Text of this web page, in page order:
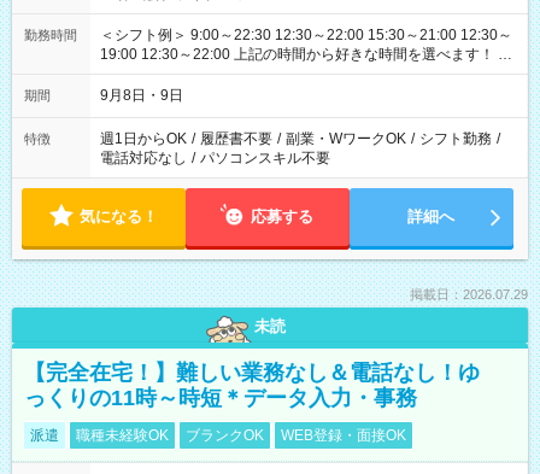
勤務時間
＜シフト例＞ 9:00～22:30 12:30～22:00 15:30～21:00 12:30～
19:00 12:30～22:00 上記の時間から好きな時間を選べます！ ※
時間は変更となる可能性があります
期間 9月8日・9日
特徴 週1日からOK / 履歴書不要 / 副業・WワークOK / シフト勤務 /
電話対応なし / パソコンスキル不要
気になる！ 応募する 詳細へ
掲載日：2026.07.29
未読
【完全在宅！】難しい業務なし＆電話なし！ゆ
っくりの11時～時短＊データ入力・事務
派遣 職種未経験OK ブランクOK WEB登録・面接OK